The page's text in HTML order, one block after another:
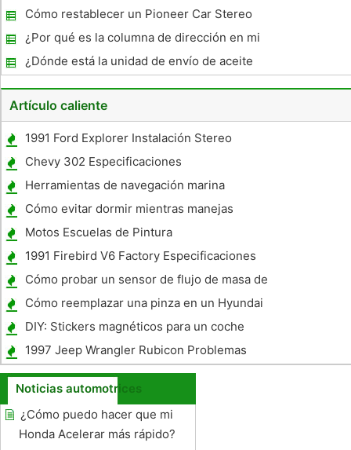
Mantenimiento Honda
Cómo restablecer un Pioneer Car Stereo
reloj
¿Por qué es la columna de dirección en mi
Volvo S80 Locking ?
¿Dónde está la unidad de envío de aceite
situado en un GMC Sierra 2003?
Artículo caliente
1991 Ford Explorer Instalación Stereo
Chevy 302 Especificaciones
Herramientas de navegación marina
Cómo evitar dormir mientras manejas
Motos Escuelas de Pintura
1991 Firebird V6 Factory Especificaciones
Cómo probar un sensor de flujo de masa de
aire en un Mazda MPV 1990
Cómo reemplazar una pinza en un Hyundai
Santa Fe
DIY: Stickers magnéticos para un coche
1997 Jeep Wrangler Rubicon Problemas
Ascensor Express
Noticias automotrices
¿Cómo puedo hacer que mi
Honda Acelerar más rápido?